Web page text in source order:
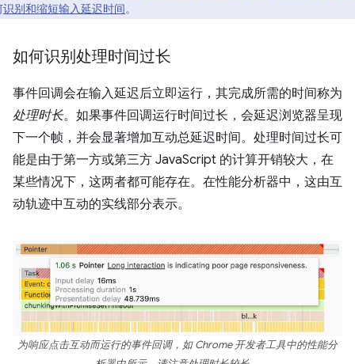
识别和缩短输入延迟时间。
如何识别处理时间过长
事件回调会在输入延迟后立即运行，其完成所需的时间称为
处理时长。如果事件回调运行时间过长，会延迟浏览器呈现
下一个帧，并会显著增加互动总延迟时间。处理时间过长可
能是由于第一方或第三方 JavaScript 的计算开销较大，在
某些情况下，这两者都可能存在。在性能分析器中，这由互
动轨迹中互动的实线部分表示。
为响应点击互动而运行的事件回调，如 Chrome 开发者工具中的性能分